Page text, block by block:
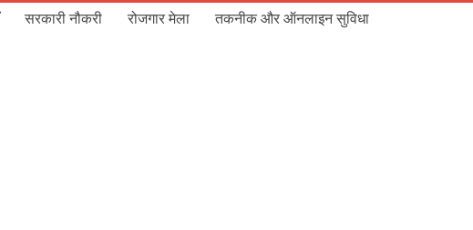
सरकारी नौकरी रोजगार मेला तकनीक और ऑनलाइन सुविधा